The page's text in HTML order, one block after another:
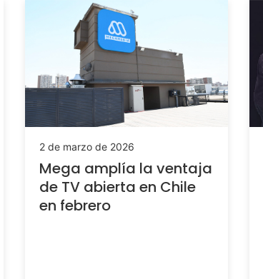
2 de marzo de 2026
Mega amplía la ventaja
de TV abierta en Chile
en febrero